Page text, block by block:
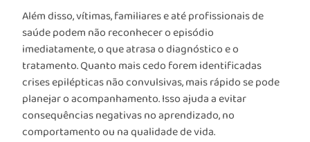
Além disso, vítimas, familiares e até profissionais de
saúde podem não reconhecer o episódio
imediatamente, o que atrasa o diagnóstico e o
tratamento. Quanto mais cedo forem identificadas
crises epilépticas não convulsivas, mais rápido se pode
planejar o acompanhamento. Isso ajuda a evitar
consequências negativas no aprendizado, no
comportamento ou na qualidade de vida.